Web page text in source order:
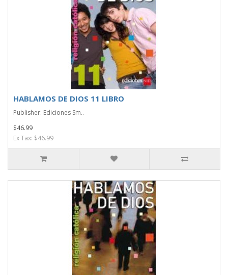
HABLAMOS DE DIOS 11 LIBRO
Publisher: Ediciones Sm..
$46.99
Ex Tax: $46.99